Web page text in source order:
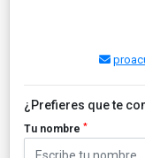
¿Prefieres que te
Tu nombre *